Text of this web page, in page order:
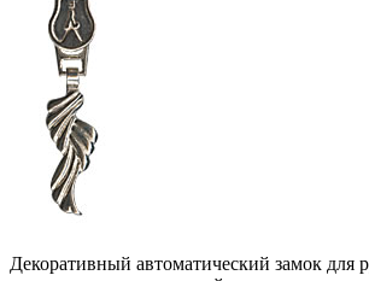
Декоративный автоматический замок для